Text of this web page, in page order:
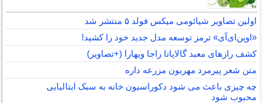
اولین تصاویر شیائومی میکس فولد ۵ منتشر شد
«اوپن‌ای‌آی» ترمز توسعه مدل جدید خود را کشید!
کشف رازهای معبد گالاپاتا راجا ویهارا (+تصاویر)
متن شعر پیرمرد مهربون مزرعه داره
چه چیزی باعث می شود دکوراسیون خانه به سبک ایتالیایی
محبوب شود